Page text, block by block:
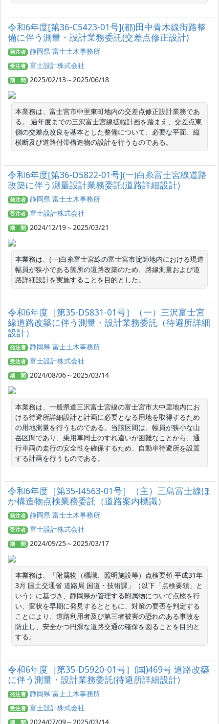
令和6年度[第36-C5423-01号](都)田中青木線街路整
備に伴う測量・設計業務委託(交差点修正設計)
発注者 静岡県 富士土木事務所
受注者 富士設計株式会社
期 間 2025/02/13～2025/06/18
本業務は、富士宮市中里東町地内の交差点修正設計業務であ
る。 過年度までの三沢富士宮線拡幅計画を踏まえ、交差点東
側の交差点改良を基本とした整備について、必要な平面、縦
横断及び道路付帯構造物の設計を行うものである。
令和6年度[第36-D5822-01号](一)白糸富士宮線道路
改築に伴う測量設計業務委託(道路詳細設計)
発注者 静岡県 富士土木事務所
受注者 富士設計株式会社
期 間 2024/12/19～2025/03/21
本業務は、(一)白糸富士宮線の富士宮市淀師地内における現道
幅員が狭小である箇所の道路改築のため、路線測量および道
路詳細設計を実施することを目的とした。
令和6年度［第35-D5831-01号］（一）三沢富士宮
線道路改築に伴う測量・設計業務委託（待避所詳細
設計）
発注者 静岡県 富士土木事務所
受注者 富士設計株式会社
期 間 2024/08/06～2025/03/14
本業務は、一般県道三沢富士宮線の富士宮市大中里地内にお
ける待避所詳細設計と計画に必要となる用地を取得するため
の用地測量を行うものである。当該区間は、幅員が狭小な山
岳区間であり、乗用車同士のすれ違いが困難なことから、通
行車両の走行の安全性を確保するため、自動車待避所を設置
する計画を行うものである。
令和6年度［第35‐I4563‐01号］（主）三島富士線ほ
か構造物点検業務委託（道路案内標識）
発注者 静岡県 富士土木事務所
受注者 富士設計株式会社
期 間 2024/09/25～2025/03/17
本業務は、「附属物（標識、照明施設等）点検要領 平成31年
3月 国土交通省 道路局 国道・技術課」（以下「点検要領」と
いう）に基づき、静岡県が管理する附属物について点検を行
い、変状を早期に発見するとともに、対策の要否を判定する
ことにより、道路利用者及び第三者被害の恐れのある事故を
防止し、安全かつ円滑な道路交通の確保を図ることを目的と
する。
令和6年度［第35-D5920-01号］(国)469号 道路改築
に伴う測量・設計業務委託(待避所詳細設計)
発注者 静岡県 富士土木事務所
受注者 富士設計株式会社
2024/07/09～2025/03/14